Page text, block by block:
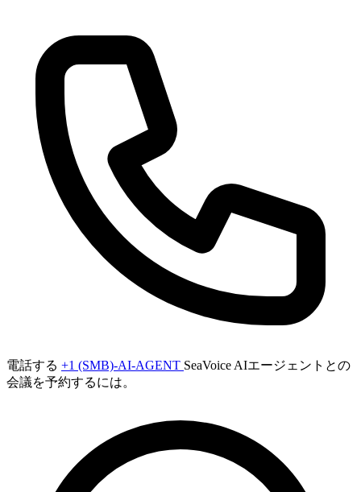
電話する +1 (SMB)-AI-AGENT SeaVoice AIエージェントとの
会議を予約するには。